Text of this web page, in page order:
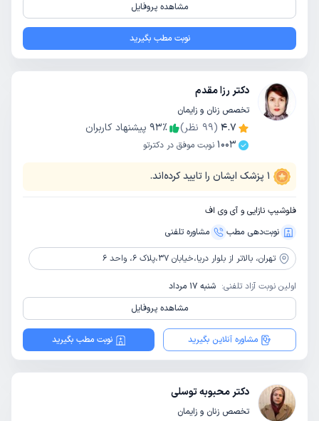
مشاهده پروفایل
نوبت مطب بگیرید
دکتر رزا مقدم
تخصص زنان و زایمان
4.7
(
99 نظر) 93٪
پیشنهاد کاربران
1003 نوبت موفق در دکترتو
1 پزشک ایشان را تایید کرده‌اند.
فلوشیپ نازایی و آی وی اف
نوبت‌دهی مطب
مشاوره‌ تلفنی
تهران، بالاتر از بلوار دریا،خیابان 37،پلاک 6، واحد 6
اولین نوبت آزاد تلفنی: شنبه 17 مرداد
مشاهده پروفایل
مشاوره آنلاین بگیرید نوبت مطب بگیرید
دکتر محبوبه توسلی
تخصص زنان و زایمان